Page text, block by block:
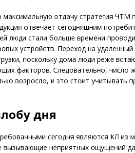
отдачу стратегия ЧТМ
отвечает сегодняшним
люди стали больше времени
устройств. Переход на
поскольку дома люди реже
факторов. Следовательно, число
возросло, и это стоит учитывать
дня
сегодня являются КЛ из
вызывающие неприятных ощущений